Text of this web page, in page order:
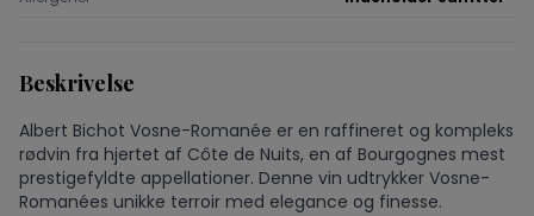
Beskrivelse
Albert Bichot Vosne-Romanée er en raffineret og kompleks
rødvin fra hjertet af Côte de Nuits, en af Bourgognes mest
prestigefyldte appellationer. Denne vin udtrykker Vosne-
Romanées unikke terroir med elegance og finesse.